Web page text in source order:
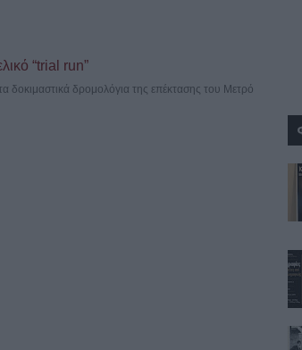
“trial run”
δοκιμαστικά δρομολόγια της επέκτασης του Μετρό